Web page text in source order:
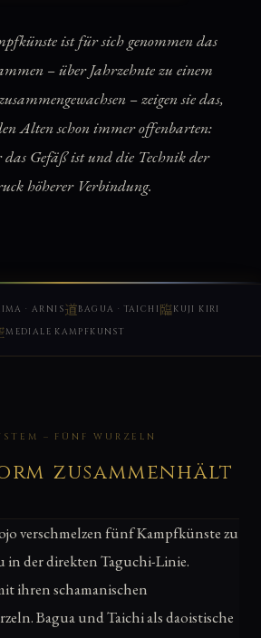
ist für sich genommen das
– über Jahrzehnte zu einem
– zeigen sie das,
Alten schon immer offenbarten:
das Gefäß ist und die Technik der
höherer Verbindung.
· ARNIS BAGUA · TAICHI KUJI KIRI
MEDIALE KAMPFKUNST
– FÜNF WURZELN
zusammenhält
verschmelzen fünf Kampfkünste zu
in der direkten Taguchi-Linie.
ihren schamanischen
Bagua und Taichi als daoistische